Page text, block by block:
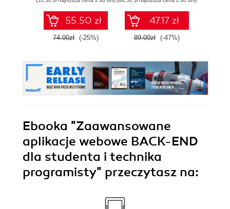
55.50 zł
74.00zł (-25%)
probabilistycznym.
Wydanie III
47.17 zł
89.00zł (-47%)
Ebooka "Zaawansowane
aplikacje webowe BACK-END
dla studenta i technika
programisty" przeczytasz na: